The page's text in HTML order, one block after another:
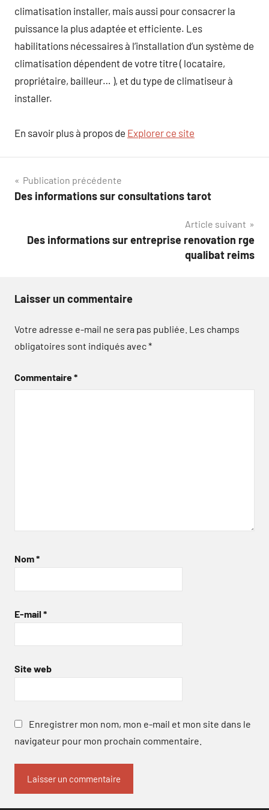
climatisation installer, mais aussi pour consacrer la
puissance la plus adaptée et efficiente. Les
habilitations nécessaires à l’installation d’un système de
climatisation dépendent de votre titre ( locataire,
propriétaire, bailleur… ), et du type de climatiseur à
installer.
En savoir plus à propos de Explorer ce site
Navigation
de
Publication précédente
Des informations sur consultations tarot
Article suivant
Des informations sur entreprise renovation rge
qualibat reims
Laisser un commentaire
Votre adresse e-mail ne sera pas publiée. Les champs
obligatoires sont indiqués avec*
Commentaire*
Nom*
E-mail *
Site web
Enregistrer mon nom, mon e-mail et mon site dans le
navigateur pour mon prochain commentaire.